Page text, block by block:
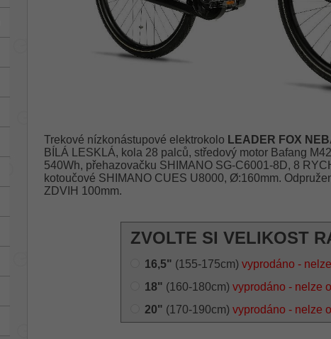
Trekové nízkonástupové elektrokolo LEADER FOX
BÍLÁ LESKLÁ, kola 28 palců, středový motor Bafang
540Wh, přehazovačku SHIMANO SG-C6001-8D, 8
kotoučové SHIMANO CUES U8000, Ø:160mm.
ZDVIH 100mm.
ZVOLTE SI VELIKOST
16,5" (155-175cm) vyprodáno -
18" (160-180cm) vyprodáno - nelze
20" (170-190cm) vyprodáno - nelze